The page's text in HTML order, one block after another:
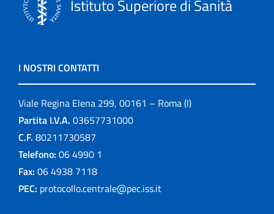
Istituto Superiore di Sanità
I NOSTRI CONTATTI
Viale Regina Elena 299, 00161 – Roma (I)
Partita I.V.A. 03657731000
C.F. 80211730587
Telefono: 06 4990 1
Fax: 06 4938 7118
PEC: protocollo.centrale@pec.iss.it